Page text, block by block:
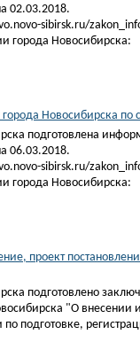
02.03.2018.
sibirsk.ru/
города Новосибирска:
Новосибирска по
подготовлена
06.03.2018.
sibirsk.ru/
города Новосибирска:
проект
подготовлено
"О внесении
подготовке,